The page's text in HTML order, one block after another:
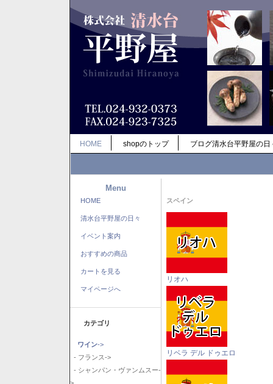
HOME shopのトップ ブログ清水台平野屋の日
Menu
HOME
清水台平野屋の日々
イベント案内
おすすめの商品
カートを見る
マイページへ
カテゴリ
ワイン->
- フランス->
- シャンパン・ヴァンムスー-
スペイン
リオハ
リベラ デル ドゥエロ